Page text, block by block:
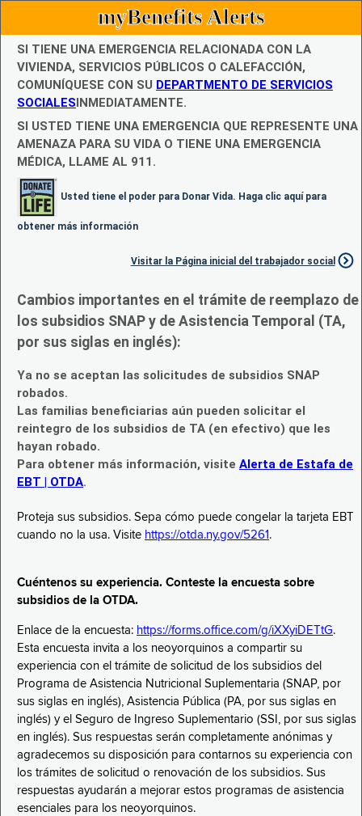
myBenefits Alerts
SI TIENE UNA EMERGENCIA RELACIONADA CON LA
VIVIENDA, SERVICIOS PÚBLICOS O CALEFACCIÓN,
COMUNÍQUESE CON SU DEPARTMENTO DE SERVICIOS
SOCIALESINMEDIATAMENTE.
SI USTED TIENE UNA EMERGENCIA QUE REPRESENTE UNA
AMENAZA PARA SU VIDA O TIENE UNA EMERGENCIA
MÉDICA, LLAME AL 911.
Usted tiene el poder para Donar Vida. Haga clic aquí para
obtener más información
Visitar la Página inicial del trabajador social
Cambios importantes en el trámite de reemplazo de
los subsidios SNAP y de Asistencia Temporal (TA,
por sus siglas en inglés):
Ya no se aceptan las solicitudes de subsidios SNAP
robados.
Las familias beneficiarias aún pueden solicitar el
reintegro de los subsidios de TA (en efectivo) que les
hayan robado.
Para obtener más información, visite Alerta de Estafa de
EBT | OTDA.
Proteja sus subsidios. Sepa cómo puede congelar la tarjeta EBT
cuando no la usa. Visite https://otda.ny.gov/5261 .
Cuéntenos su experiencia. Conteste la encuesta sobre
subsidios de la OTDA.
Enlace de la encuesta: https://forms.office.com/g/iXXyiDETtG.
Esta encuesta invita a los neoyorquinos a compartir su
experiencia con el trámite de solicitud de los subsidios del
Programa de Asistencia Nutricional Suplementaria (SNAP, por
sus siglas en inglés), Asistencia Pública (PA, por sus siglas en
inglés) y el Seguro de Ingreso Suplementario (SSI, por sus siglas
en inglés). Sus respuestas serán completamente anónimas y
agradecemos su disposición para contarnos su experiencia con
los trámites de solicitud o renovación de los subsidios. Sus
respuestas ayudarán a mejorar estos programas de asistencia
esenciales para los neoyorquinos.